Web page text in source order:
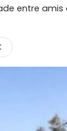
entre